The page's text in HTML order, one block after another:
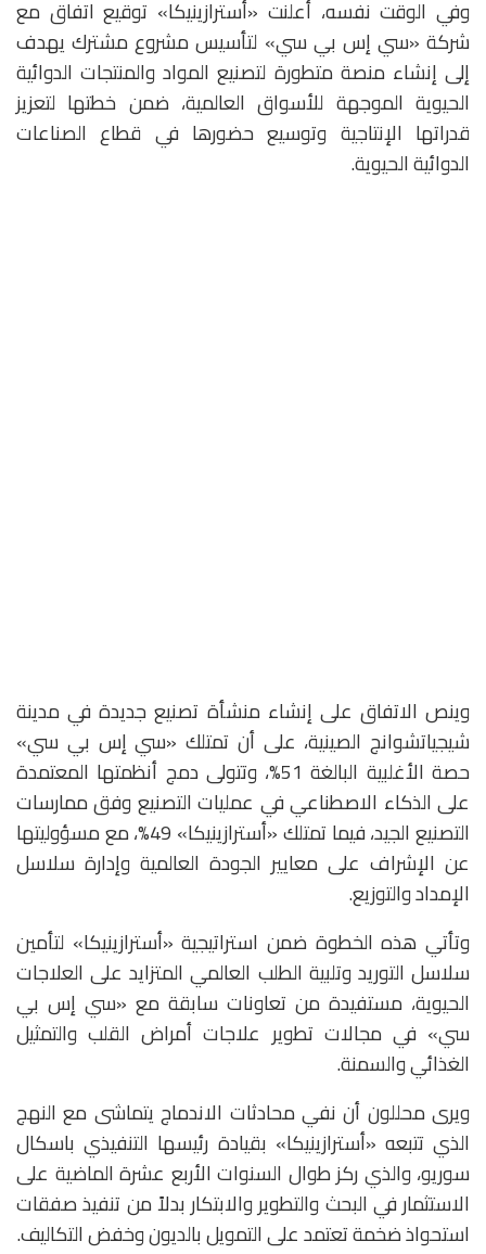
وفي الوقت نفسه، أعلنت «أسترازينيكا» توقيع اتفاق مع
شركة «سي إس بي سي» لتأسيس مشروع مشترك يهدف
إلى إنشاء منصة متطورة لتصنيع المواد والمنتجات الدوائية
الحيوية الموجهة للأسواق العالمية، ضمن خطتها لتعزيز
قدراتها الإنتاجية وتوسيع حضورها في قطاع الصناعات
الدوائية الحيوية.
وينص الاتفاق على إنشاء منشأة تصنيع جديدة في مدينة
شيجياتشوانج الصينية، على أن تمتلك «سي إس بي سي»
حصة الأغلبية البالغة 51%، وتتولى دمج أنظمتها المعتمدة
على الذكاء الاصطناعي في عمليات التصنيع وفق ممارسات
التصنيع الجيد، فيما تمتلك «أسترازينيكا» 49%، مع مسؤوليتها
عن الإشراف على معايير الجودة العالمية وإدارة سلاسل
الإمداد والتوزيع.
وتأتي هذه الخطوة ضمن استراتيجية «أسترازينيكا» لتأمين
سلاسل التوريد وتلبية الطلب العالمي المتزايد على العلاجات
الحيوية، مستفيدة من تعاونات سابقة مع «سي إس بي
سي» في مجالات تطوير علاجات أمراض القلب والتمثيل
الغذائي والسمنة.
ويرى محللون أن نفي محادثات الاندماج يتماشى مع النهج
الذي تتبعه «أسترازينيكا» بقيادة رئيسها التنفيذي باسكال
سوريو، والذي ركز طوال السنوات الأربع عشرة الماضية على
الاستثمار في البحث والتطوير والابتكار بدلاً من تنفيذ صفقات
استحواذ ضخمة تعتمد على التمويل بالديون وخفض التكاليف.